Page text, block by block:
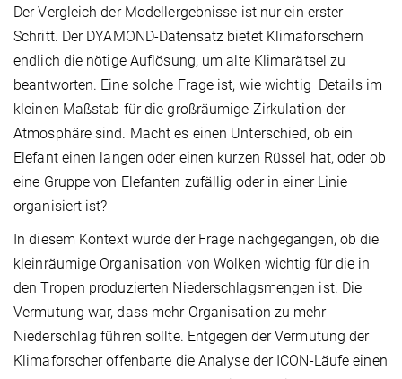
Der Vergleich der Modellergebnisse ist nur ein erster
Schritt. Der DYAMOND-Datensatz bietet Klimaforschern
endlich die nötige Auflösung, um alte Klimarätsel zu
beantworten. Eine solche Frage ist, wie wichtig Details im
kleinen Maßstab für die großräumige Zirkulation der
Atmosphäre sind. Macht es einen Unterschied, ob ein
Elefant einen langen oder einen kurzen Rüssel hat, oder ob
eine Gruppe von Elefanten zufällig oder in einer Linie
organisiert ist?
In diesem Kontext wurde der Frage nachgegangen, ob die
kleinräumige Organisation von Wolken wichtig für die in
den Tropen produzierten Niederschlagsmengen ist. Die
Vermutung war, dass mehr Organisation zu mehr
Niederschlag führen sollte. Entgegen der Vermutung der
Klimaforscher offenbarte die Analyse der ICON-Läufe einen